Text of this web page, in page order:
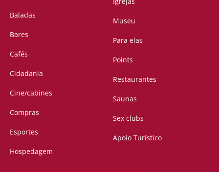
Baladas
Bares
Cafés
Cidadania
Cine/cabines
Compras
Esportes
Hospedagem
Museu
Para elas
Points
Restaurantes
Saunas
Sex clubs
Apoio Turístico